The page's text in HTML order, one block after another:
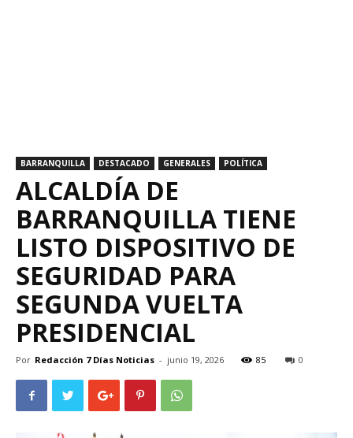
BARRANQUILLA DESTACADO GENERALES POLÍTICA
ALCALDÍA DE
BARRANQUILLA TIENE
LISTO DISPOSITIVO DE
SEGURIDAD PARA
SEGUNDA VUELTA
PRESIDENCIAL
Por Redacción 7 Días Noticias - junio 19, 2026 85 0